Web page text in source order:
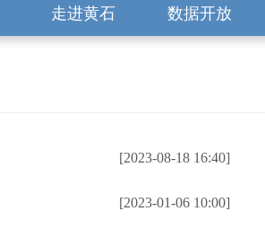
走进黄石 数据开放
[2023-08-18 16:40]
[2023-01-06 10:00]